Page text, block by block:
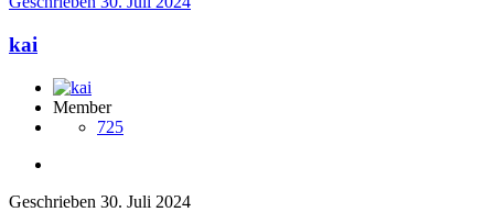
kai
Member
725
Geschrieben 30. Juli 2024